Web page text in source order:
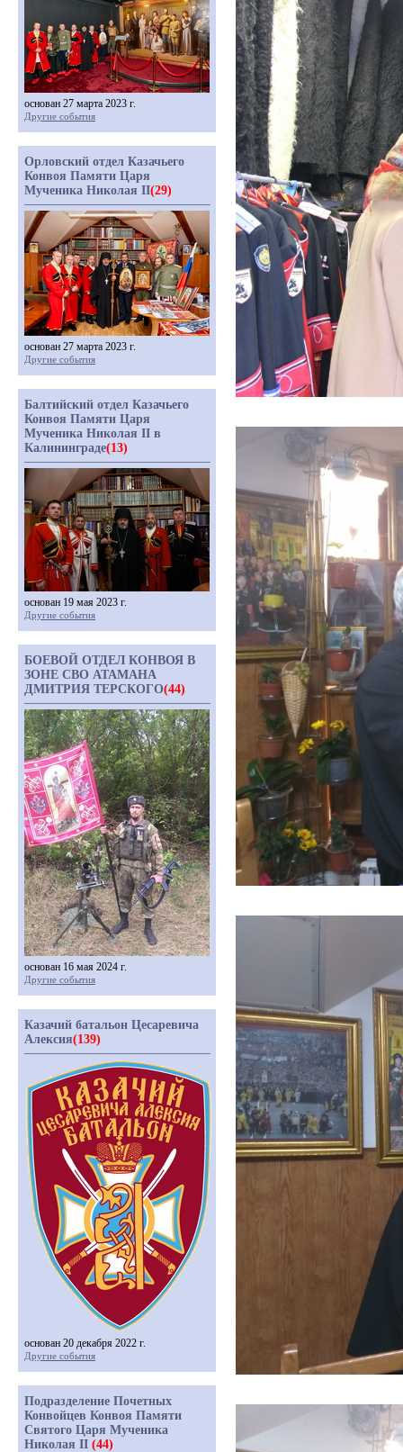
основан 27 марта 2023 г.
Другие события
Орловский отдел Казачьего
Конвоя Памяти Царя
Мученика Николая II(29)
основан 27 марта 2023 г.
Другие события
Балтийский отдел Казачьего
Конвоя Памяти Царя
Мученика Николая II в
Калининграде(13)
основан 19 мая 2023 г.
Другие события
БОЕВОЙ ОТДЕЛ КОНВОЯ В
ЗОНЕ СВО АТАМАНА
ДМИТРИЯ ТЕРСКОГО(44)
основан 16 мая 2024 г.
Другие события
Казачий батальон Цесаревича
Алексия(139)
основан 20 декабря 2022 г.
Другие события
Подразделение Почетных
Конвойцев Конвоя Памяти
Святого Царя Мученика
Николая II (44)